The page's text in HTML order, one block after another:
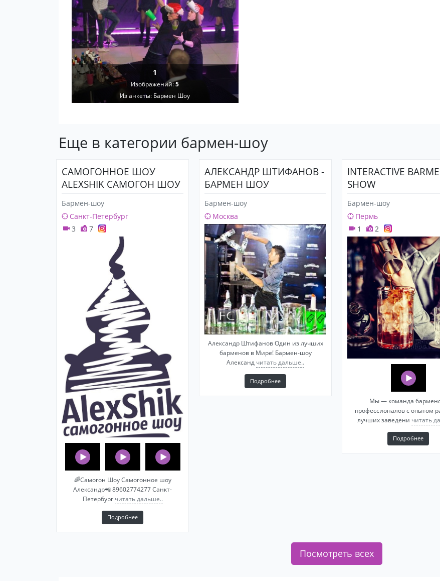
1
Изображений:5
Из анкеты: Бармен Шоу
Еще в категории бармен-шоу
САМОГОННОЕ ШОУ
ALEXSHIK САМОГОН ШОУ
Бармен-шоу
Санкт-Петербург
3
7
🌈Самогон Шоу Самогонное шоу
Александр📲 89602774277 Санкт-
Петербург читать дальше..
Подробнее
АЛЕКСАНДР ШТИФАНОВ -
БАРМЕН ШОУ
Бармен-шоу
Москва
Александр Штифанов Один из лучших
барменов в Мире! Бармен-шоу
Александ читать дальше..
Подробнее
INTERACTIVE
SHOW
Бармен-шоу
Пермь
1
2
Мы — команда
профессионалов с опытом
лучших заведени читать
Подробнее
Посмотреть всех